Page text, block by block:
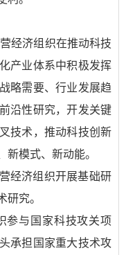
经济组织在推动科技
产业体系中积极发挥
略需要、行业发展趋
沿性研究，开发关键
技术，推动科技创新
模式、新动能。
经济组织开展基础研
研究。
参与国家科技攻关项
承担国家重大技术攻